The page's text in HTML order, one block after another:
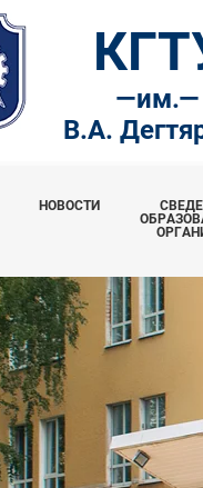
—им.—
В.А.
НОВОСТИ